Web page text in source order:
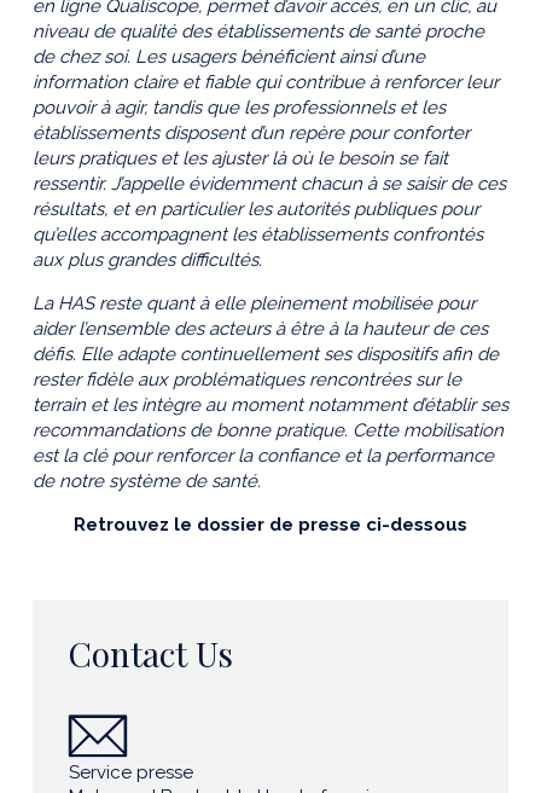
en ligne Qualiscope, permet d’avoir accès, en un clic, au
niveau de qualité des établissements de santé proche
de chez soi. Les usagers bénéficient ainsi d’une
information claire et fiable qui contribue à renforcer leur
pouvoir à agir, tandis que les professionnels et les
établissements disposent d’un repère pour conforter
leurs pratiques et les ajuster là où le besoin se fait
ressentir. J’appelle évidemment chacun à se saisir de ces
résultats, et en particulier les autorités publiques pour
qu’elles accompagnent les établissements confrontés
aux plus grandes difficultés.
La HAS reste quant à elle pleinement mobilisée pour
aider l’ensemble des acteurs à être à la hauteur de ces
défis. Elle adapte continuellement ses dispositifs afin de
rester fidèle aux problématiques rencontrées sur le
terrain et les intègre au moment notamment d’établir ses
recommandations de bonne pratique. Cette mobilisation
est la clé pour renforcer la confiance et la performance
de notre système de santé.
Retrouvez le dossier de presse ci-dessous
Contact Us
Service presse